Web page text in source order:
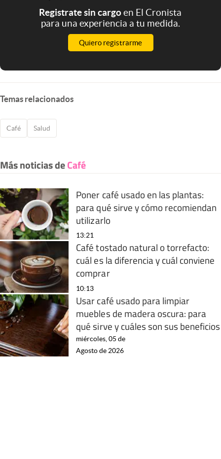
Registrate sin cargoen El Cronista
para una experiencia a tu medida.
Quiero registrarme
Temas relacionados
Café Salud
Más noticias deCafé
Poner café usado en las plantas:
para qué sirve y cómo recomiendan
utilizarlo
13:21
Café tostado natural o torrefacto:
cuál es la diferencia y cuál conviene
comprar
10:13
Usar café usado para limpiar
muebles de madera oscura: para
qué sirve y cuáles son sus beneficios
miércoles, 05 de
Agosto de 2026